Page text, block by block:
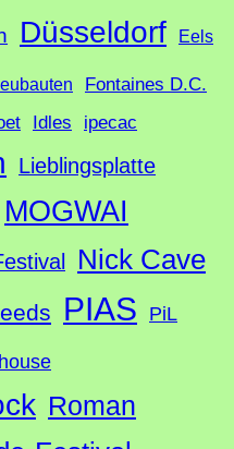
Düsseldorf Eels
Fontaines D.C.
Idles ipecac
Lieblingsplatte
MOGWAI
Nick Cave
PIAS PiL
Roman